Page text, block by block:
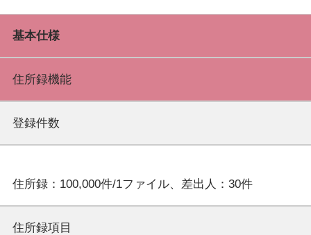
基本仕様
住所録機能
登録件数
住所録項目